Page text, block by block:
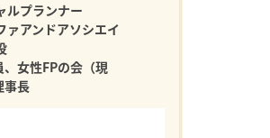
ルプランナー
ァアンドアソシエイ
女性FPの会（現
事長